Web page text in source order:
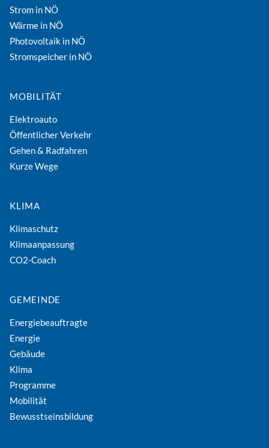
Strom in NÖ
Wärme in NÖ
Photovoltaik in NÖ
Stromspeicher in NÖ
MOBILITÄT
Elektroauto
Öffentlicher Verkehr
Gehen & Radfahren
Kurze Wege
KLIMA
Klimaschutz
Klimaanpassung
CO2-Coach
GEMEINDE
Energiebeauftragte
Energie
Gebäude
Klima
Programme
Mobilität
Bewusstseinsbildung